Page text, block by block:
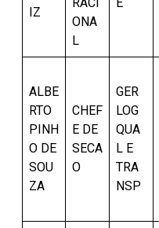
IZ
ONA
L
ALBE
RTO
PINH
O DE
SOU
ZA
CHEF
E DE
SECA
O
GER
LOG
QUA
L E
TRA
NSP